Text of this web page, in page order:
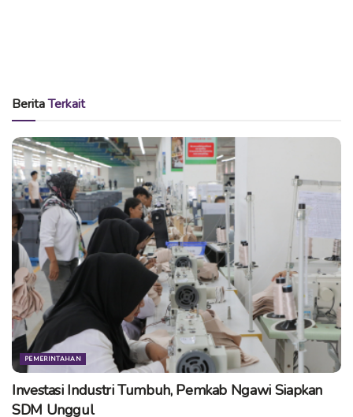
ambulan, pihaknya juga mengirimkan tim dari Badan
Penanggulangan Bencana Daerah (BPBD) setempat.
Tim BPBD akan memberikan informasi perkembangan
kepada Pemkot Surabaya terkait identitas dan kondisi
korban selamat.
“Yang kami kirim ambulan untuk jenazah, karena kalau
ambulan medis masih menunggu konfirmasi dari sana,
kami lihat situasi dan kondisi korban luka-luka seperti
apa, BPBD masih di sana untuk cek,” ujarnya.
Baca juga:
Enam orang meninggal dunia akibat
kecelakaan di Tol Solo-Ngawi
Sebelumnya, sebanyak enam orang dilaporkan
meninggal dunia akibat kecelakaan di Tol Solo-Ngawi
BeritaTerkait
PEMERINTAHAN
Investasi Industri Tumbuh, Pemkab Ngawi Siapkan
SDM Unggul